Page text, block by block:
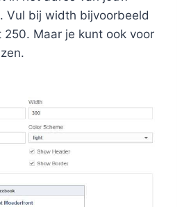
Vul bij width bijvoorbeeld
Maar je kunt ook voor